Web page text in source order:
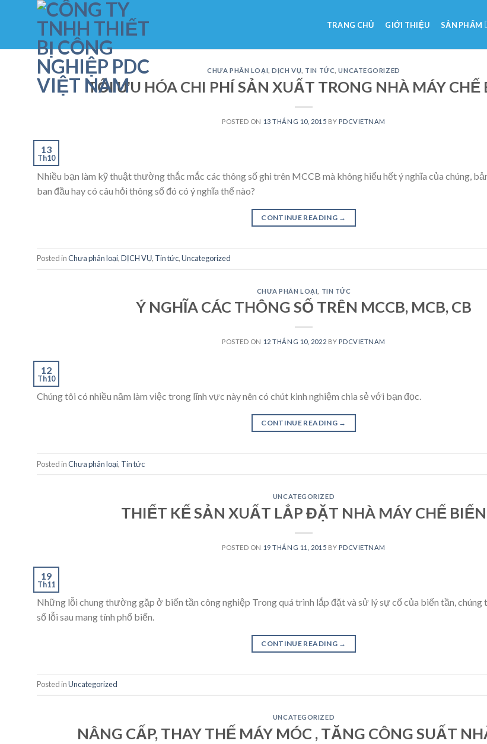
TRANG CHỦ GIỚI THIỆU SẢN PHẨM
CHƯA PHÂN LOẠI ,DỊCH VỤ TIN TỨC ,UNCATEGORIZED
TỐI ƯU HÓA CHI PHÍ SẢN XUẤT TRONG NHÀ MÁY CHẾ
POSTED ON 13 THÁNG 10, 2015 BY PDCVIETNAM
13
Th10
Nhiều bạn làm kỹ thuật thường thắc mắc các thông số ghi trên MCCB mà không hiểu hết ý nghĩa của chúng,
ban đầu hay có câu hỏi thông số đó có ý nghĩa thế nào?
CONTINUE READING →
Posted inChưa phân loại,DỊCH VỤ, Tin tức,Uncategorized
CHƯA PHÂN LOẠI TIN TỨC
Ý NGHĨA CÁC THÔNG SỐ TRÊN MCCB, MCB, CB
POSTED ON 12 THÁNG 10, 2022 BY PDCVIETNAM
12
Th10
Chúng tôi có nhiều năm làm việc trong lĩnh vực này nên có chút kinh nghiệm chia sẻ với bạn đọc.
CONTINUE READING →
Posted inChưa phân loại, Tin tức
UNCATEGORIZED
THIẾT KẾ SẢN XUẤT LẮP ĐẶT NHÀ MÁY CHẾ BIẾN
POSTED ON 19 THÁNG 11, 2015 BY PDCVIETNAM
19
Th11
Những lỗi chung thường gặp ở biến tần công nghiệp Trong quá trình lắp đặt và sử lý sự cố của biến tần,
số lỗi sau mang tính phổ biến.
CONTINUE READING →
Posted inUncategorized
UNCATEGORIZED
NÂNG CẤP, THAY THẾ MÁY MÓC , TĂNG CÔNG SUẤT